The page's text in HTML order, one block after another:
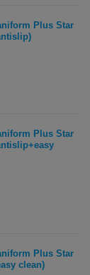
Plus Star
Plus Star
Plus Star
clean)